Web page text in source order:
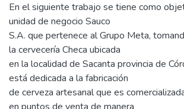
En el siguiente trabajo se tiene como
unidad de negocio Sauco
S.A. que pertenece al Grupo Meta,
la cervecería Checa ubicada
en la localidad de Sacanta provincia de
está dedicada a la fabricación
de cerveza artesanal que es